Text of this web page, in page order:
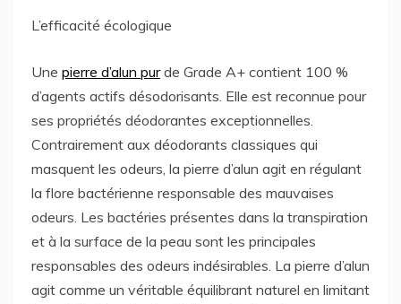
L’efficacité écologique
Une pierre d’alun purde Grade A+ contient 100 %
d’agents actifs désodorisants. Elle est reconnue pour
ses propriétés déodorantes exceptionnelles.
Contrairement aux déodorants classiques qui
masquent les odeurs, la pierre d’alun agit en régulant
la flore bactérienne responsable des mauvaises
odeurs. Les bactéries présentes dans la transpiration
et à la surface de la peau sont les principales
responsables des odeurs indésirables. La pierre d’alun
agit comme un véritable équilibrant naturel en limitant